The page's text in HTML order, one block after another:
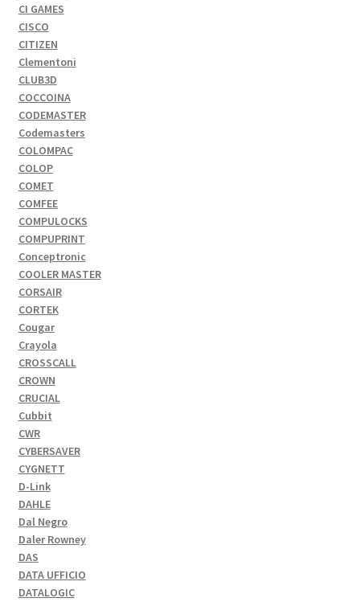
CI GAMES
CISCO
CITIZEN
Clementoni
CLUB3D
COCCOINA
CODEMASTER
Codemasters
COLOMPAC
COLOP
COMET
COMFEE
COMPULOCKS
COMPUPRINT
Conceptronic
COOLER MASTER
CORSAIR
CORTEK
Cougar
Crayola
CROSSCALL
CROWN
CRUCIAL
Cubbit
CWR
CYBERSAVER
CYGNETT
D-Link
DAHLE
Dal Negro
Daler Rowney
DAS
DATA UFFICIO
DATALOGIC